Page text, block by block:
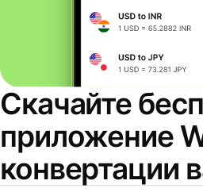
Скачайте
приложение
конвертации